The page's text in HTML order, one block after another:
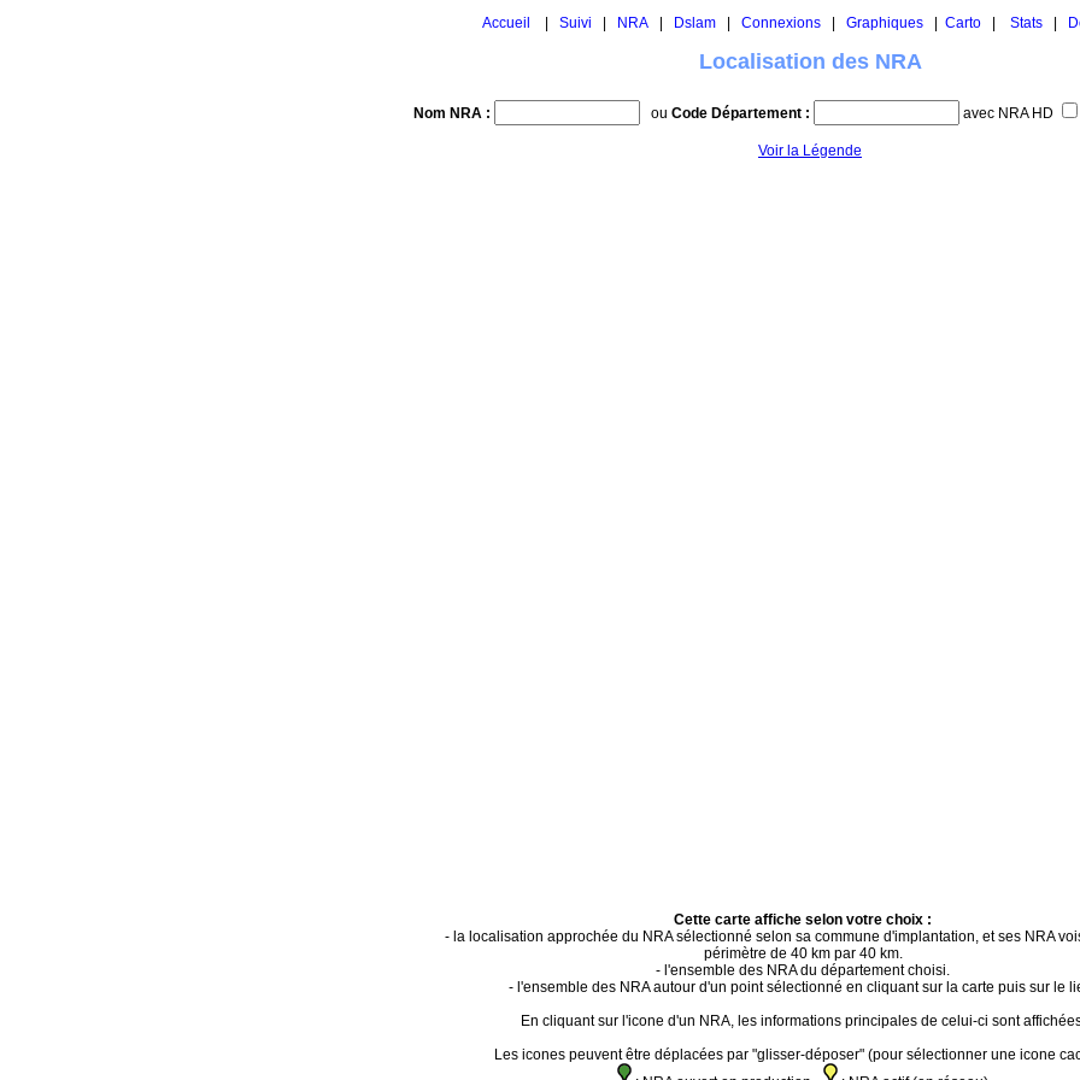
Accueil Suivi NRA Dslam Connexions Graphiques Carto Stats
Localisation des NRA
Nom NRA : ou Code Département : avec NRA HD
Voir la Légende
Cette carte affiche selon votre choix :
- la localisation approchée du NRA sélectionné selon sa commune d'implantation, et ses NRA
périmètre de 40 km par 40 km.
- l'ensemble des NRA du département choisi.
- l'ensemble des NRA autour d'un point sélectionné en cliquant sur la carte puis sur le
En cliquant sur l'icone d'un NRA, les informations principales de celui-ci sont
Les icones peuvent être déplacées par "glisser-déposer" (pour sélectionner une icone